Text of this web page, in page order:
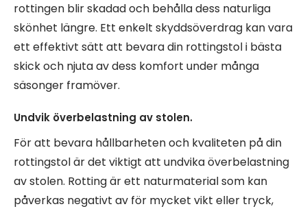
rottingen blir skadad och behålla dess naturliga
skönhet längre. Ett enkelt skyddsöverdrag kan vara
ett effektivt sätt att bevara din rottingstol i bästa
skick och njuta av dess komfort under många
säsonger framöver.
Undvik överbelastning av stolen.
För att bevara hållbarheten och kvaliteten på din
rottingstol är det viktigt att undvika överbelastning
av stolen. Rotting är ett naturmaterial som kan
påverkas negativt av för mycket vikt eller tryck,